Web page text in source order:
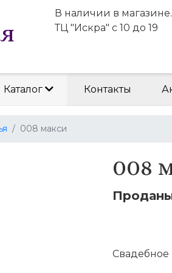
В наличии в магазине.
ТЦ "Искра" с 10 до 19
Каталог Контакты
008 макси
008
Свадебное